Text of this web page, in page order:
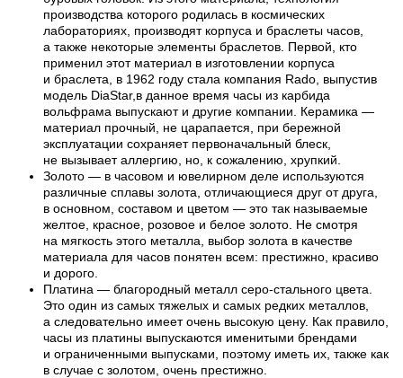
производства которого родилась в космических
лабораториях, производят корпуса и браслеты часов,
а также некоторые элементы браслетов. Первой, кто
применил этот материал в изготовлении корпуса
и браслета, в 1962 году стала компания Rado, выпустив
модель DiaStar,в данное время часы из карбида
вольфрама выпускают и другие компании. Керамика —
материал прочный, не царапается, при бережной
эксплуатации сохраняет первоначальный блеск,
не вызывает аллергию, но, к сожалению, хрупкий.
Золото — в часовом и ювелирном деле используются
различные сплавы золота, отличающиеся друг от друга,
в основном, составом и цветом — это так называемые
желтое, красное, розовое и белое золото. Не смотря
на мягкость этого металла, выбор золота в качестве
материала для часов понятен всем: престижно, красиво
и дорого.
Платина — благородный металл серо-стального цвета.
Это один из самых тяжелых и самых редких металлов,
а следовательно имеет очень высокую цену. Как правило,
часы из платины выпускаются именитыми брендами
и ограниченными выпусками, поэтому иметь их, также как
в случае с золотом, очень престижно.